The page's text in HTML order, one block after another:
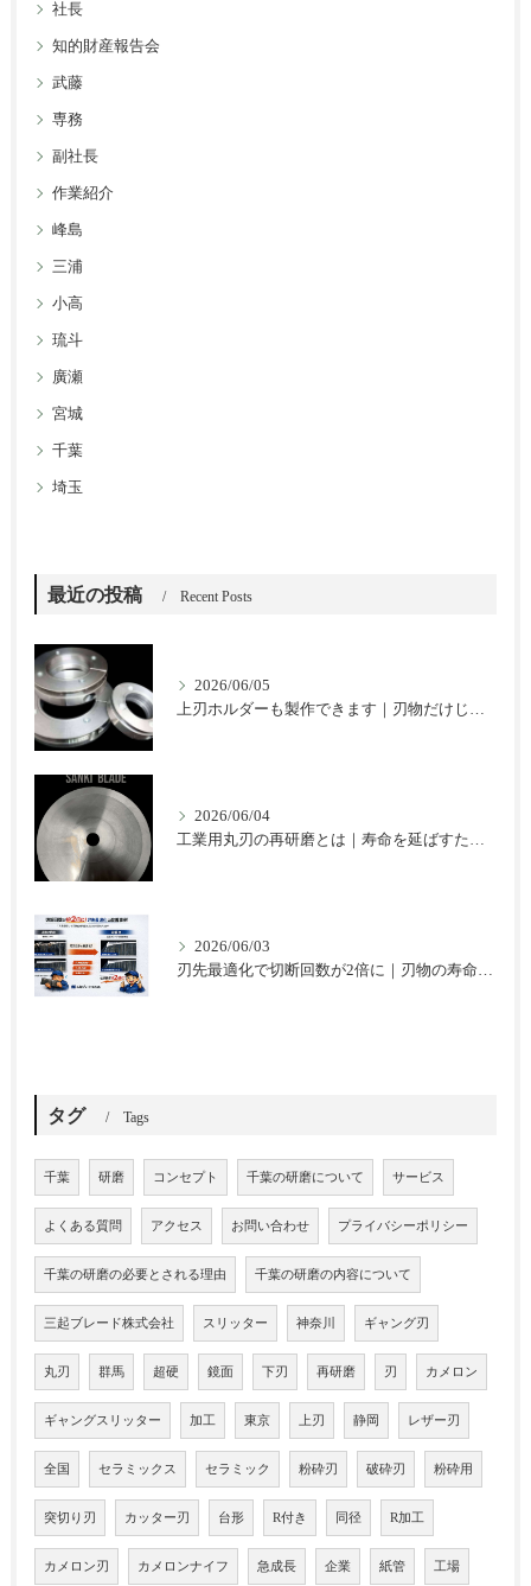
社長
知的財産報告会
武藤
専務
副社長
作業紹介
峰島
三浦
小高
琉斗
廣瀬
宮城
千葉
埼玉
最近の投稿 Recent Posts
2026/06/05
上刃ホルダーも製作できます｜刃物だけじゃない三起ブレードのご提案
2026/06/04
工業用丸刃の再研磨とは｜寿命を延ばすための基本と注意点
2026/06/03
刃先最適化で切断回数が2倍に｜刃物の寿命を延ばした改善事例
タグ Tags
千葉 研磨 コンセプト 千葉の研磨について サービス
よくある質問 アクセス お問い合わせ プライバシーポリシー
千葉の研磨の必要とされる理由 千葉の研磨の内容について
三起ブレード株式会社 スリッター 神奈川 ギャング刃
丸刃 群馬 超硬 鏡面 下刃 再研磨 刃 カメロン
ギャングスリッター 加工 東京 上刃 静岡 レザー刃
全国 セラミックス セラミック 粉砕刃 破砕刃 粉砕用
突切り刃 カッター刃 台形 R付き 同径 R加工
カメロン刃 カメロンナイフ 急成長 企業 紙管 工場